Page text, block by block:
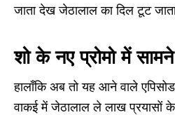
जाता देख जेठालाल का दिल टूट
शो के नए प्रोमो में
हालाँकि अब तो यह आने वाले
वाकई में जेठालाल ले लाख प्रयासों के